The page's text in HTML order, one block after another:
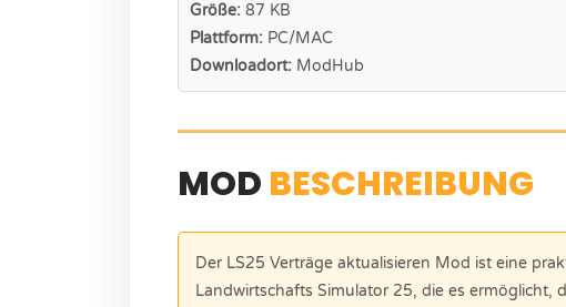
Größe: 87 KB
Plattform: PC/MAC
Downloadort: ModHub
MOD BESCHREIBUNG
Der LS25 Verträge aktualisieren Mod ist eine
Landwirtschafts Simulator 25, die es ermöglicht,